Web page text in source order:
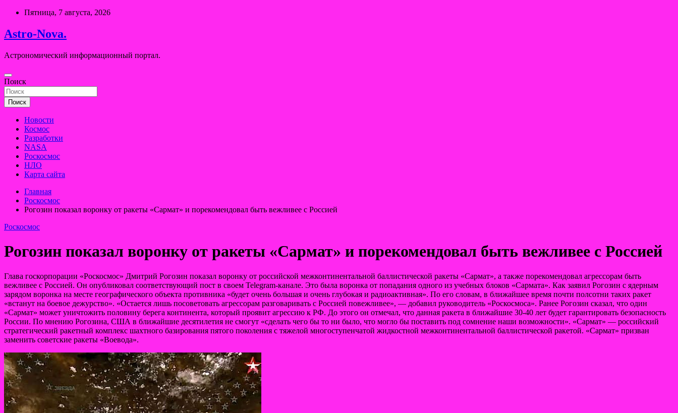
Перейти
содержимому
Пятница, 7 августа, 2026
Astro-Nova.
Астрономический информационный портал.
Поиск
Поиск
Новости
Космос
Разработки
NASA
Роскосмос
НЛО
Карта сайта
Главная
Роскосмос
Рогозин показал воронку от ракеты «Сармат» и порекомендовал быть вежливее с Россией
Роскосмос
Рогозин показал воронку от ракеты «Сармат» и порекомендовал быть вежливее с Россией
Глава госкорпорации «Роскосмос» Дмитрий Рогозин показал воронку от российской межконтинентальной баллистической ракеты «Сармат», а также порекомендовал агрессорам быть
вежливее с Россией. Он опубликовал соответствующий пост в своем Telegram-канале. Это была воронка от попадания одного из учебных блоков «Сармата». Как заявил Рогозин с ядерным
зарядом воронка на месте географического объекта противника «будет очень большая и очень глубокая и радиоактивная». По его словам, в ближайшее время почти полсотни таких ракет
«встанут на боевое дежурство». «Остается лишь посоветовать агрессорам разговаривать с Россией повежливее», — добавил руководитель «Роскосмоса». Ранее Рогозин сказал, что один
«Сармат» может уничтожить половину берега континента, который проявит агрессию к РФ. До этого он отмечал, что данная ракета в ближайшие 30-40 лет будет гарантировать безопасность
России. По мнению Рогозина, США в ближайшие десятилетия не смогут «сделать чего бы то ни было, что могло бы поставить под сомнение наши возможности». «Сармат» — российский
стратегический ракетный комплекс шахтного базирования пятого поколения с тяжелой многоступенчатой жидкостной межконтинентальной баллистической ракетой. «Сармат» призван
заменить советские ракеты «Воевода».